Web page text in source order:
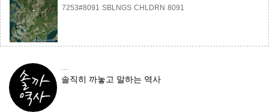
7253#8091 SBLNGS CHLDRN 8091
솔직히 까놓고 말하는 역사